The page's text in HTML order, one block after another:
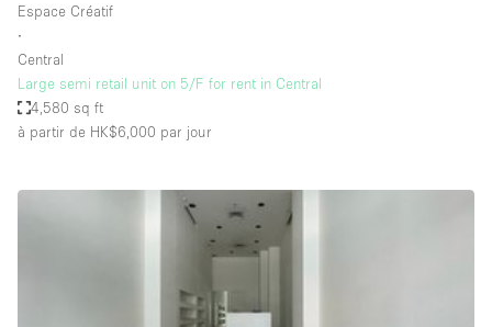
Espace Atypique / Unique
Espace Publicitaire
Espace Événementiel
Kiosque / Stand / Corner
Restaurant / Bar / Café
Espace Créatif
∙
Central
Large semi retail unit on 5/F for rent in Central
4,580 sq ft
à partir de HK$6,000 par jour